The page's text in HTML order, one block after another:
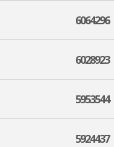
6064296
6028923
5953544
5924437